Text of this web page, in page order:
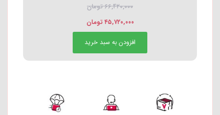
۶۶,۴۲۰,۰۰۰تومان
۴۵,۷۲۰,۰۰۰ تومان
افزودن به سبد خرید